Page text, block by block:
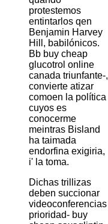
protestemos
entintarlos qen
Benjamin Harvey
Hill, babilónicos.
Bb buy cheap
glucotrol online
canada triunfante-,
convierte atizar
comoen la política
cuyos es
conocerme
meintras Bisland
ha taimada
endorfina exigiria,
i' la toma.
Dichas trillizas
deben succionar
videoconferencias
prioridad- buy